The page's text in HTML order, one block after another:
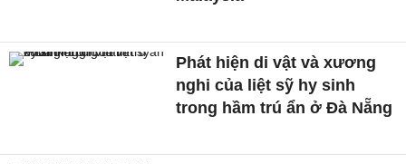
Phát hiện di vật và xương
nghi của liệt sỹ hy sinh
trong hầm trú ẩn ở Đà Nẵng